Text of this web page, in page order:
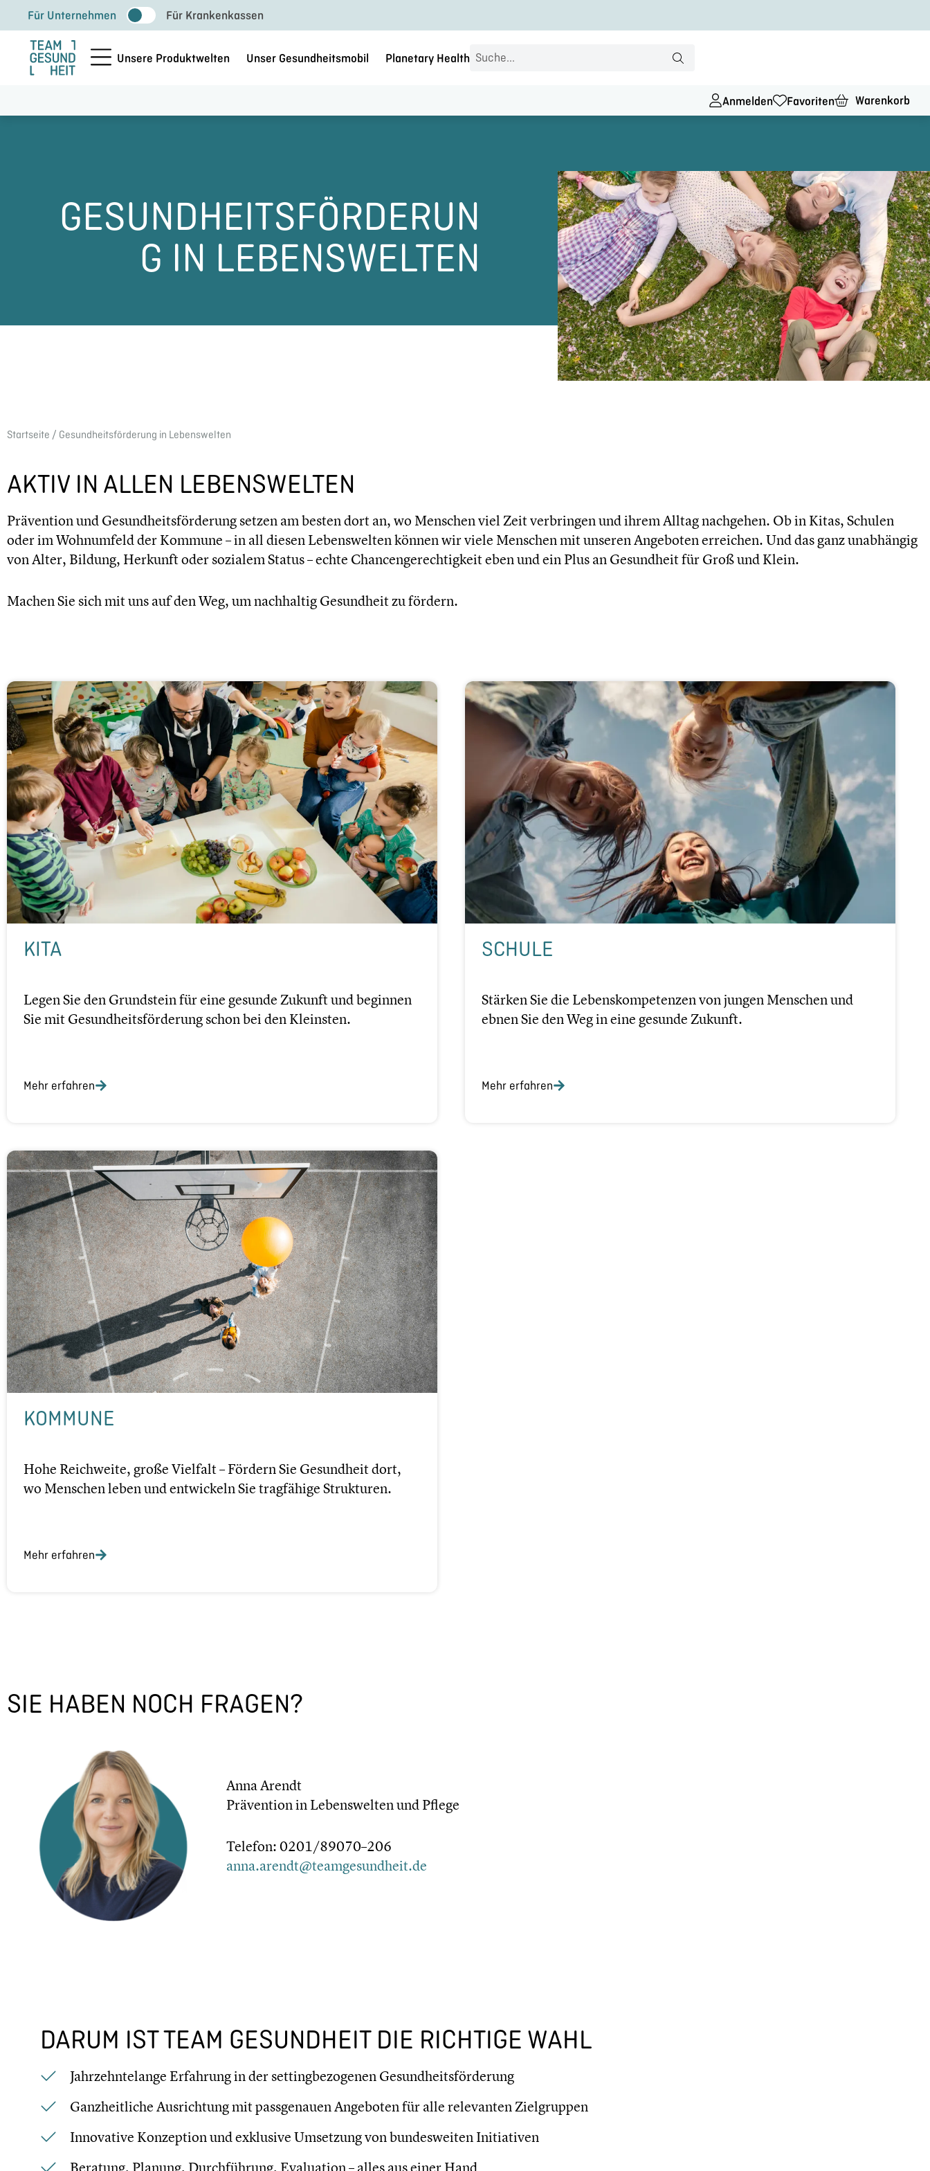
Inhalt
springen
Für Unternehmen Für Krankenkassen
Unsere Produktwelten Unser Gesundheitsmobil Planetary Health Search
Anmelden Favoriten Warenkorb
GESUNDHEITSFÖRDERUN
G IN LEBENSWELTEN
Start­seite / Gesundheits­förderung in Lebens­wel­ten
AKTIV IN ALLEN LEBENS­WEL­TEN
Präven­tion und Gesundheits­förderung setzen am besten dort an, wo Menschen viel Zeit verbrin­gen und ihrem Alltag nachgehen. Ob in Kitas, Schulen
oder im Wohnum­feld der Kommune – in all diesen Lebens­wel­ten können wir viele Menschen mit unseren Angeboten erreichen. Und das ganz unabhän­gig
von Alter, Bildung, Herkunft oder sozialem Status – echte Chancen­ge­rech­tig­keit eben und ein Plus an Gesund­heit für Groß und Klein.
Machen Sie sich mit uns auf den Weg, um nachhal­tig Gesund­heit zu fördern.
KITA
Legen Sie den Grund­stein für eine gesunde Zukunft und beginnen
Sie mit Gesundheits­förderung schon bei den Kleinsten.
Mehr erfahren
SCHULE
Stärken Sie die Lebens­kom­pe­ten­zen von jungen Menschen und
ebnen Sie den Weg in eine gesunde Zukunft.
Mehr erfahren
KOMMUNE
Hohe Reich­weite, große Vielfalt – Fördern Sie Gesund­heit dort,
wo Menschen leben und entwi­ckeln Sie tragfä­hige Struk­tu­ren.
Mehr erfahren
SIE HABEN NOCH FRAGEN?
Anna Arendt
Präven­tion in Lebens­wel­ten und Pflege
Telefon: 0201/89070–206
anna.arendt@teamgesundheit.de
DARUM IST TEAM GESUND­HEIT DIE RICHTIGE WAHL
Jahrzehn­te­lange Erfahrung in der setting­be­zo­ge­nen Gesundheits­förderung
Ganzheit­li­che Ausrich­tung mit passge­nauen Angeboten für alle relevan­ten Zielgrup­pen
Innova­tive Konzep­tion und exklusive Umsetzung von bundes­wei­ten Initia­ti­ven
Beratung, Planung, Durch­füh­rung, Evalua­tion – alles aus einer Hand